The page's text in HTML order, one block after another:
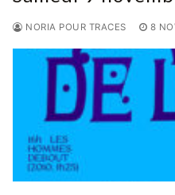
NORIA POUR TRACES 8